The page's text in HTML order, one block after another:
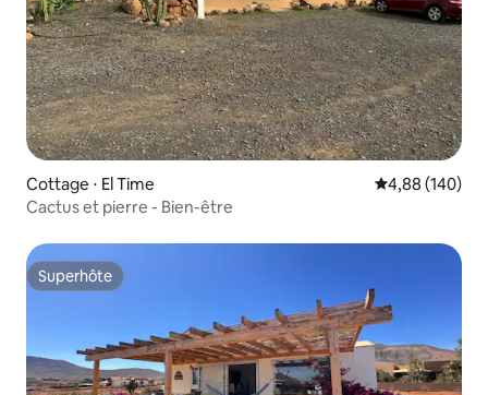
Cottage ⋅ El Time Évaluation
4,88 (140)
Cactus et pierre - Bien-être
Superhôte
Superhôte